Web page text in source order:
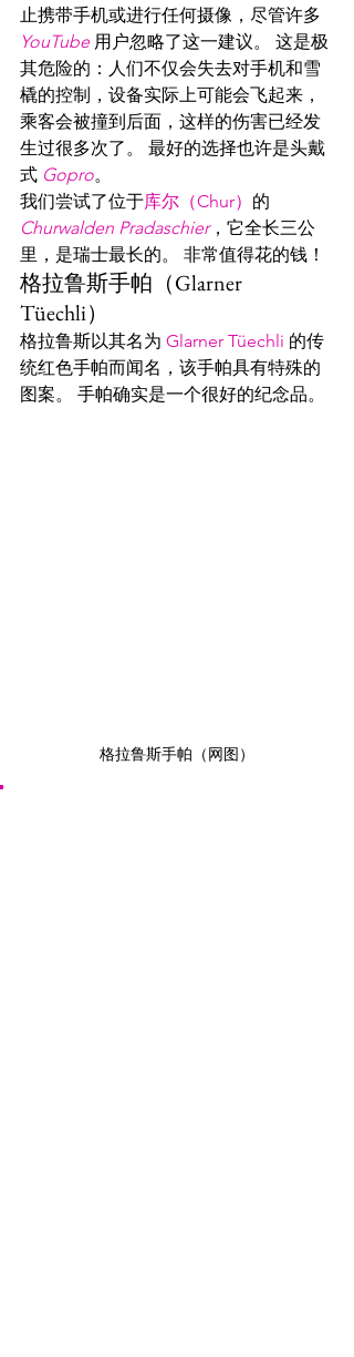
止携带手机或进行任何摄像，尽管许多
YouTube 用户忽略了这一建议。 这是极
其危险的：人们不仅会失去对手机和雪
橇的控制，设备实际上可能会飞起来，
乘客会被撞到后面，这样的伤害已经发
生过很多次了。 最好的选择也许是头戴
式 Gopro。
我们尝试了位于库尔（Chur） 的
Churwalden Pradaschier，它全长三公
里，是瑞士最长的。 非常值得花的钱！
格拉鲁斯手帕（Glarner
Tüechli）
格拉鲁斯以其名为 Glarner Tüechli 的传
统红色手帕而闻名，该手帕具有特殊的
图案。 手帕确实是一个很好的纪念品。
格拉鲁斯手帕（网图）